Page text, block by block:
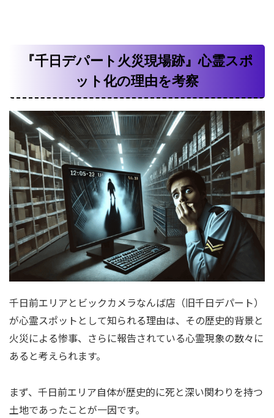
『千日デパート火災現場跡』心霊スポ
ット化の理由を考察
千日前エリアとビックカメラなんば店（旧千日デパート）
が心霊スポットとして知られる理由は、その歴史的背景と
火災による惨事、さらに報告されている心霊現象の数々に
あると考えられます。
まず、千日前エリア自体が歴史的に死と深い関わりを持つ
土地であったことが一因です。